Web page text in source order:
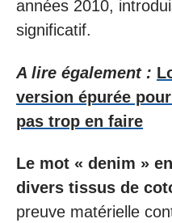
années 2010,
significatif.
A lire également :
version épurée
pas trop en faire
Le mot « denim »
divers tissus de
preuve matérielle